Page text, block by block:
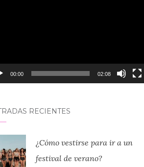
00:00 02:08
RECIENTES
¿Cómo vestirse para ir a un
festival de verano?